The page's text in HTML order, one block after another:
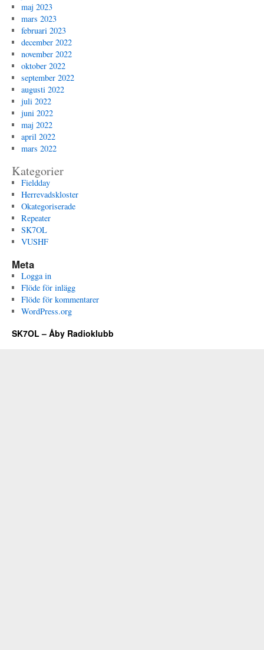
maj 2023
mars 2023
februari 2023
december 2022
november 2022
oktober 2022
september 2022
augusti 2022
juli 2022
juni 2022
maj 2022
april 2022
mars 2022
Kategorier
Fieldday
Herrevadskloster
Okategoriserade
Repeater
SK7OL
VUSHF
Meta
Logga in
Flöde för inlägg
Flöde för kommentarer
WordPress.org
SK7OL – Åby Radioklubb